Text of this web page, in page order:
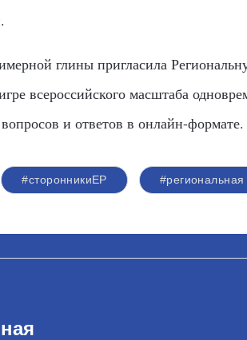
глины пригласила
всероссийского масштаба
и ответов в онлайн-формате.
#сторонникиЕР